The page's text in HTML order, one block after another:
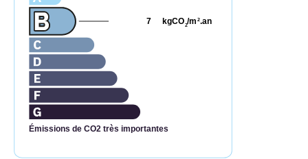
Émissions de CO2 très importantes
kgCO2/m 2.an
7